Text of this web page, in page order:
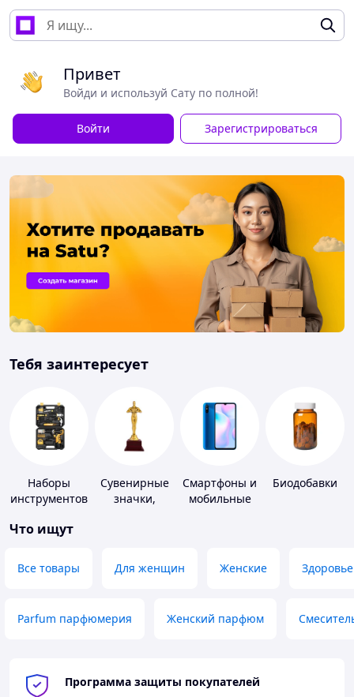
Привет
Войди и используй Сату по полной!
Войти Зарегистрироваться
Тебя заинтересует
Наборы
инструментов
Сувенирные
значки,
Смартфоны и
мобильные
Биодобавки
Что ищут
Все товары Для женщин Женские Здоровье
Parfum парфюмерия Женский парфюм
Программа защиты покупателей